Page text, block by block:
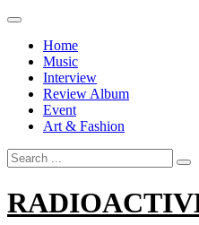
Skip
contentHome
Music
Interview
Review Album
Event
Art & Fashion
Search
for: